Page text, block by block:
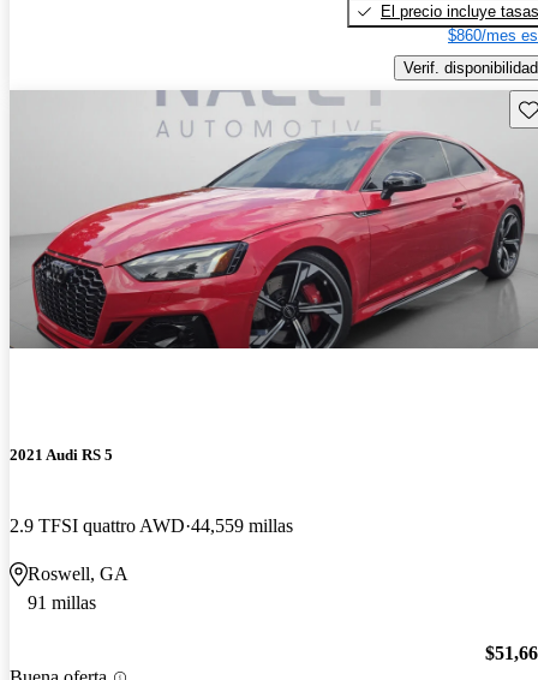
El precio incluye tasas
$860/mes
Verif. disponibilidad
2021 Audi RS 5
2.9 TFSI quattro AWD 44,559 millas
Roswell, GA
91 millas